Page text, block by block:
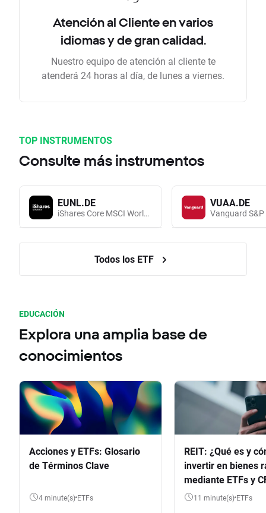
Atención al Cliente en varios
idiomas y de gran calidad.
Nuestro equipo de atención al cliente te
atenderá 24 horas al día, de lunes a viernes.
TOP INSTRUMENTOS
Consulte más instrumentos
EUNL.DE
iShares Core MSCI World UCITS (Acc EUR)
VUAA.DE
Todos los ETF
EDUCACIÓN
Explora una amplia base de
conocimientos
Acciones y ETFs: Glosario
de Términos Clave
4 minute(s) ETFs
REIT: ¿Qué es y
invertir en bienes
mediante ETFs y
11 minute(s) ETFs